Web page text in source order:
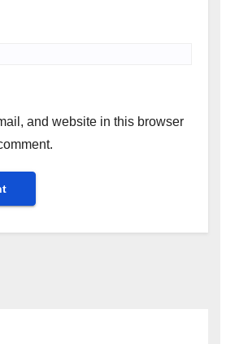
and website in this browser